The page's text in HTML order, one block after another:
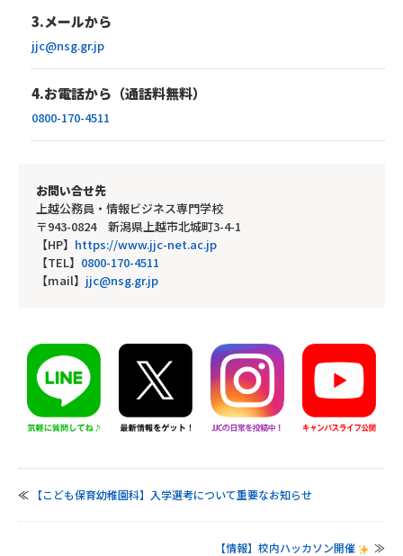
3.メールから
jjc@nsg.gr.jp
4.お電話から（通話料無料）
0800-170-4511
お問い合せ先
上越公務員・情報ビジネス専門学校
〒943-0824 新潟県上越市北城町3-4-1
【HP】 https://www.jjc-net.ac.jp
【TEL】 0800-170-4511
【mail】 jjc@nsg.gr.jp
≪ 【こども保育幼稚園科】入学選考について重要なお知らせ
【情報】校内ハッカソン開催 ≫